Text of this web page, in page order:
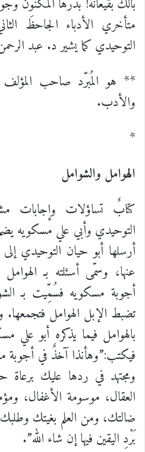
متأخري الأدباء الجاحظَ
التوحيدي كما يشير د. عبد
** هو المُبرّد صاحب المؤلف
والأدب.
*
الهوامل والشوامل
كتابٌ تساؤلات وإجابات
التوحيدي وأبي علي مسكويه
أرسلها أبو حيان التوحيدي
عنها، وسمّى أسئلته بـ
أجوبة مسكويه فسُمِّيت بـ
تضبط الإبل الهوامل فتجمعها.
بالهوامل فيما يذكره أبو علي
فيكتب:”وهأنذا آخذٌ في أجوبة
ومجتهد في ردها عليك برعاة
العقال، موسومة الأغفال،
ضالتك، ومن العلم بغيتك
بَرْدِ اليقين فيها إن شاء الله”.